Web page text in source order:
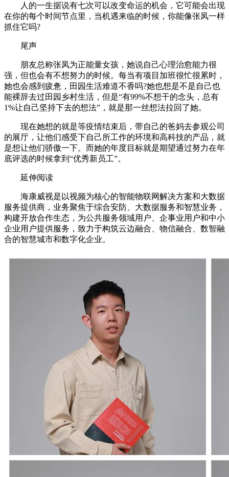
人的一生据说有七次可以改变命运的机会，它可能会出现
在你的每个时间节点里，当机遇来临的时候，你能像张凤一样
抓住它吗?
尾声
朋友总称张凤为正能量女孩，她说自己心理治愈能力很
强，但也会有不想努力的时候。每当有项目加班很忙很累时，
她也会感到疲惫，田园生活难道不香吗?她也想是不是自己也
能裸辞去过田园乡村生活，但是“有99%不想干的念头，总有
1%让自己坚持下去的想法”，就是那一丝想法拉回了她。
现在她想的就是等疫情结束后，带自己的爸妈去参观公司
的展厅，让他们感受下自己所工作的环境和高科技的产品，就
是想让他们骄傲一下。而她的年度目标就是期望通过努力在年
底评选的时候拿到“优秀新员工”。
延伸阅读
海康威视是以视频为核心的智能物联网解决方案和大数据
服务提供商，业务聚焦于综合安防、大数据服务和智慧业务，
构建开放合作生态，为公共服务领域用户、企事业用户和中小
企业用户提供服务，致力于构筑云边融合、物信融合、数智融
合的智慧城市和数字化企业。